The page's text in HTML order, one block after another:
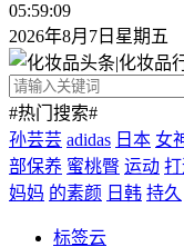
05:59:10
2026年8月7日星期五
#热门搜索#
孙芸芸 adidas 日本 女
部保养 蜜桃臀 运动
妈妈 的素颜 日韩 持久
标签云